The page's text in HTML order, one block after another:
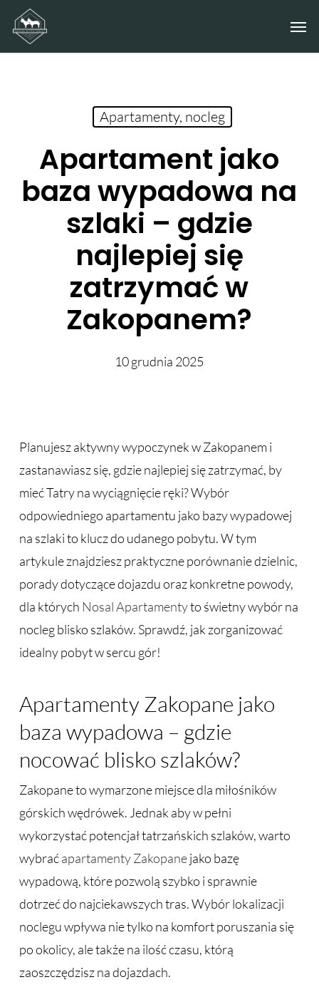
Skip
main
Apartamenty, nocleg
Apartament jako
baza wypadowa na
szlaki – gdzie
najlepiej się
zatrzymać w
Zakopanem?
10 grudnia 2025
Planujesz aktywny wypoczynek w Zakopanem i
zastanawiasz się, gdzie najlepiej się zatrzymać, by
mieć Tatry na wyciągnięcie ręki? Wybór
odpowiedniego apartamentu jako bazy wypadowej
na szlaki to klucz do udanego pobytu. W tym
artykule znajdziesz praktyczne porównanie dzielnic,
porady dotyczące dojazdu oraz konkretne powody,
dla których Nosal Apartamentyto świetny wybór na
nocleg blisko szlaków. Sprawdź, jak zorganizować
idealny pobyt w sercu gór!
Apartamenty Zakopane jako
baza wypadowa – gdzie
nocować blisko szlaków?
Zakopane to wymarzone miejsce dla miłośników
górskich wędrówek. Jednak aby w pełni
wykorzystać potencjał tatrzańskich szlaków, warto
wybraćapartamenty Zakopanejako bazę
wypadową, które pozwolą szybko i sprawnie
dotrzeć do najciekawszych tras. Wybór lokalizacji
noclegu wpływa nie tylko na komfort poruszania się
po okolicy, ale także na ilość czasu, którą
zaoszczędzisz na dojazdach.